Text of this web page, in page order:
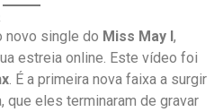
novo single do Miss May I,
estreia online. Este vídeo foi
. É a primeira nova faixa a surgir
que eles terminaram de gravar